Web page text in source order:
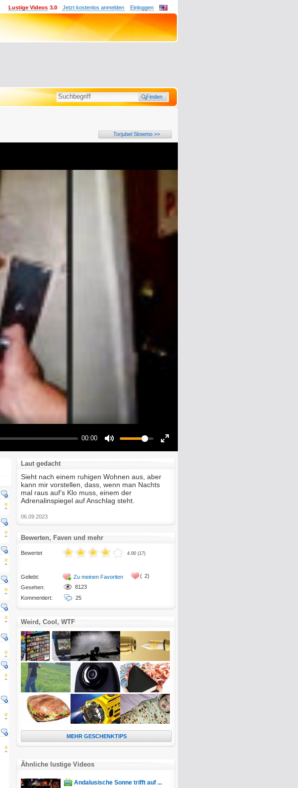
Einloggen
Jetzt kostenlos anmelden
Lustige Videos 3.0
Torjubel Slowmo >>
00:00
Laut gedacht
Sieht nach einem ruhigen Wohnen aus, aber
kann mir vorstellen, dass, wenn man Nachts
mal raus auf’s Klo muss, einem der
Adrenalinspiegel auf Anschlag steht.
06.09.2023
Bewerten, Faven und mehr
Bewertet
Geliebt:
Gesehen:
Kommentiert:
4.00 (17)
Zu meinen Favoriten
8123
25
( 2)
Weird, Cool, WTF
MEHR GESCHENKTIPS
Ähnliche lustige Videos
Andalusische Sonne trifft auf ...